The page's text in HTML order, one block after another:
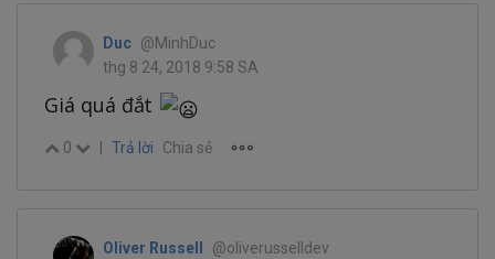
Duc @MinhDuc
thg 8 24, 2018 9:58 SA
Giá quá đắt
0 Trả lời Chia sẻ
Oliver Russell
@oliverusselldev